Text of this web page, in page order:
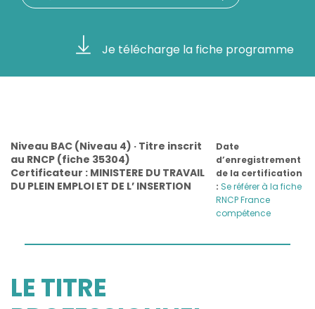
Je télécharge la fiche programme
Niveau BAC (Niveau 4) · Titre inscrit
au RNCP (fiche 35304)
Certificateur : MINISTERE DU TRAVAIL
DU PLEIN EMPLOI ET DE L’ INSERTION
Date
d’enregistrement
de la certification
: Se référer à la fiche
RNCP France
compétence
LE TITRE